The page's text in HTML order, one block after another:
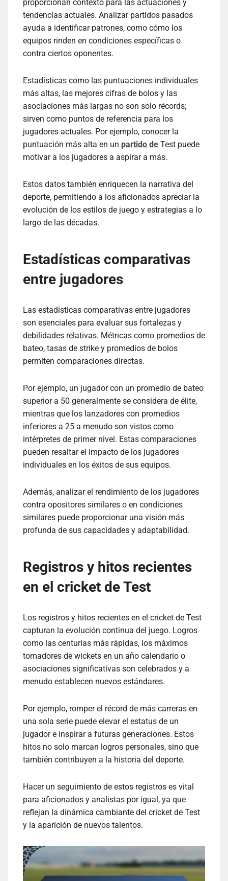
proporcionan contexto para las actuaciones y
tendencias actuales. Analizar partidos pasados
ayuda a identificar patrones, como cómo los
equipos rinden en condiciones específicas o
contra ciertos oponentes.
Estadísticas como las puntuaciones individuales
más altas, las mejores cifras de bolos y las
asociaciones más largas no son solo récords;
sirven como puntos de referencia para los
jugadores actuales. Por ejemplo, conocer la
puntuación más alta en un partido de Test puede
motivar a los jugadores a aspirar a más.
Estos datos también enriquecen la narrativa del
deporte, permitiendo a los aficionados apreciar la
evolución de los estilos de juego y estrategias a lo
largo de las décadas.
Estadísticas comparativas
entre jugadores
Las estadísticas comparativas entre jugadores
son esenciales para evaluar sus fortalezas y
debilidades relativas. Métricas como promedios de
bateo, tasas de strike y promedios de bolos
permiten comparaciones directas.
Por ejemplo, un jugador con un promedio de bateo
superior a 50 generalmente se considera de élite,
mientras que los lanzadores con promedios
inferiores a 25 a menudo son vistos como
intérpretes de primer nivel. Estas comparaciones
pueden resaltar el impacto de los jugadores
individuales en los éxitos de sus equipos.
Además, analizar el rendimiento de los jugadores
contra opositores similares o en condiciones
similares puede proporcionar una visión más
profunda de sus capacidades y adaptabilidad.
Registros y hitos recientes
en el cricket de Test
Los registros y hitos recientes en el cricket de Test
capturan la evolución continua del juego. Logros
como las centurias más rápidas, los máximos
tomadores de wickets en un año calendario o
asociaciones significativas son celebrados y a
menudo establecen nuevos estándares.
Por ejemplo, romper el récord de más carreras en
una sola serie puede elevar el estatus de un
jugador e inspirar a futuras generaciones. Estos
hitos no solo marcan logros personales, sino que
también contribuyen a la historia del deporte.
Hacer un seguimiento de estos registros es vital
para aficionados y analistas por igual, ya que
reflejan la dinámica cambiante del cricket de Test
y la aparición de nuevos talentos.